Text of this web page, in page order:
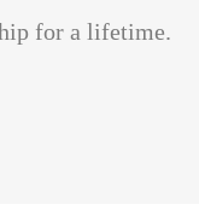
for a lifetime.